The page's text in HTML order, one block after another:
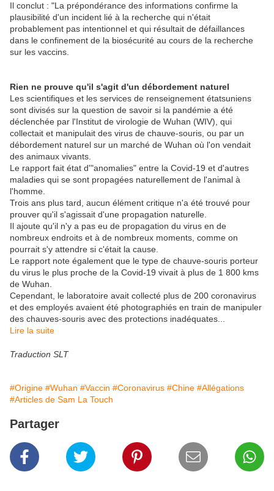
Il conclut : "La prépondérance des informations confirme la
plausibilité d'un incident lié à la recherche qui n'était
probablement pas intentionnel et qui résultait de défaillances
dans le confinement de la biosécurité au cours de la recherche
sur les vaccins.
Rien ne prouve qu'il s'agit d'un débordement naturel
Les scientifiques et les services de renseignement étatsuniens
sont divisés sur la question de savoir si la pandémie a été
déclenchée par l'Institut de virologie de Wuhan (WIV), qui
collectait et manipulait des virus de chauve-souris, ou par un
débordement naturel sur un marché de Wuhan où l'on vendait
des animaux vivants.
Le rapport fait état d'"anomalies" entre la Covid-19 et d'autres
maladies qui se sont propagées naturellement de l'animal à
l'homme.
Trois ans plus tard, aucun élément critique n'a été trouvé pour
prouver qu'il s'agissait d'une propagation naturelle.
Il ajoute qu'il n'y a pas eu de propagation du virus en de
nombreux endroits et à de nombreux moments, comme on
pourrait s'y attendre si c'était la cause.
Le rapport note également que le type de chauve-souris porteur
du virus le plus proche de la Covid-19 vivait à plus de 1 800 kms
de Wuhan.
Cependant, le laboratoire avait collecté plus de 200 coronavirus
et des employés avaient été photographiés en train de manipuler
des chauves-souris avec des protections inadéquates...
Lire la suite
Traduction SLT
#Origine #Wuhan #Vaccin #Coronavirus #Chine #Allégations
#Articles de Sam La Touch
Partager